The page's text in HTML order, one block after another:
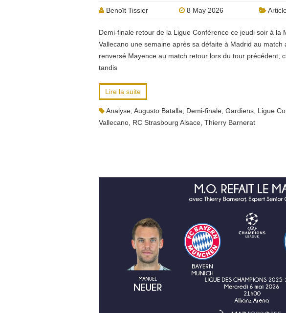
Benoît Tissier 8 May 2026
Demi-finale retour de la Ligue Conférence ce jeudi soir à la
Vallecano une semaine après sa défaite à Madrid au
renversé Mayence au match retour lors du tour précédent,
tandis
Lire la suite
Analyse Augusto Batalla Demi-finale Gardiens Ligue
Vallecano RC Strasbourg Alsace Thierry Barnerat